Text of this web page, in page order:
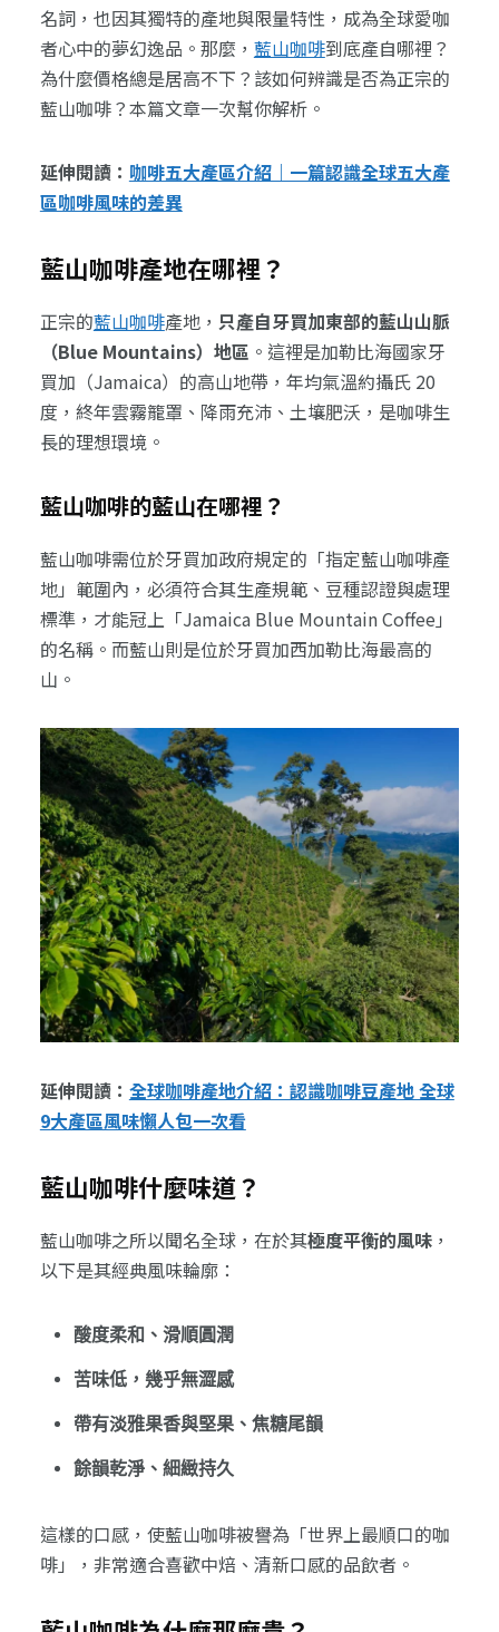
名詞，也因其獨特的產地與限量特性，成為全球愛咖
者心中的夢幻逸品。那麼， 藍山咖啡到底產自哪裡？
為什麼價格總是居高不下？該如何辨識是否為正宗的
藍山咖啡？本篇文章一次幫你解析。
延伸閱讀： 咖啡五大產區介紹｜一篇認識全球五大產
區咖啡風味的差異
藍山咖啡產地在哪裡？
正宗的藍山咖啡產地， 只產自牙買加東部的藍山山脈
（Blue Mountains）地區 。這裡是加勒比海國家牙
買加（Jamaica）的高山地帶，年均氣溫約攝氏 20
度，終年雲霧籠罩、降雨充沛、土壤肥沃，是咖啡生
長的理想環境。
藍山咖啡的藍山在哪裡？
藍山咖啡需位於牙買加政府規定的「指定藍山咖啡產
地」範圍內，必須符合其生產規範、豆種認證與處理
標準，才能冠上「Jamaica Blue Mountain Coffee」
的名稱。而藍山則是位於牙買加西加勒比海最高的
山。
延伸閱讀： 全球咖啡產地介紹：認識咖啡豆產地 全球
9大產區風味懶人包一次看
藍山咖啡什麼味道？
藍山咖啡之所以聞名全球，在於其極度平衡的風味，
以下是其經典風味輪廓：
酸度柔和、滑順圓潤
苦味低，幾乎無澀感
帶有淡雅果香與堅果、焦糖尾韻
餘韻乾淨、細緻持久
這樣的口感，使藍山咖啡被譽為「世界上最順口的咖
啡」，非常適合喜歡中焙、清新口感的品飲者。